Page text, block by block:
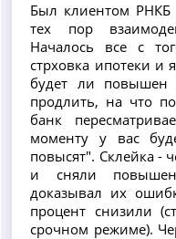
Был клиентом РНКБ
тех пор
Началось все с
стрховка ипотеки и
будет ли повышен
продлить, на что
банк
моменту у вас
повысят". Склейка -
и сняли
доказывал их
процент снизили
срочном режиме).